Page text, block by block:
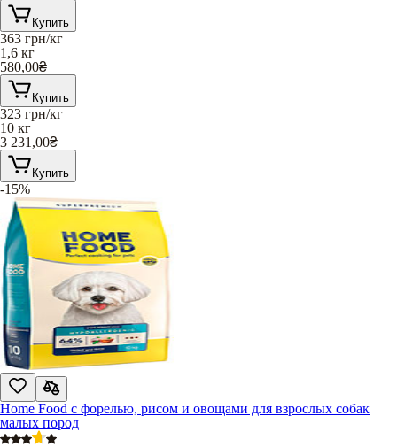
Купить
363 грн/кг
1,6 кг
580,00₴
Купить
323 грн/кг
10 кг
3 231,00₴
Купить
-15%
Home Food с форелью, рисом и овощами для взрослых собак
малых пород